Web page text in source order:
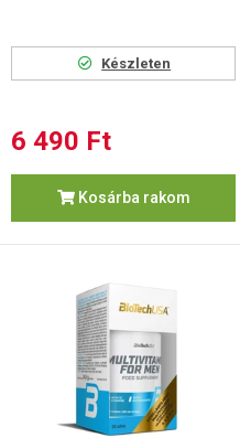
Készleten
6 490 Ft
Kosárba rakom